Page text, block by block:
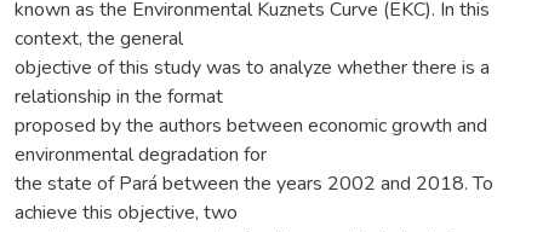
known as the Environmental Kuznets Curve (EKC). In this
context, the general
objective of this study was to analyze whether there is a
relationship in the format
proposed by the authors between economic growth and
environmental degradation for
the state of Pará between the years 2002 and 2018. To
achieve this objective, two